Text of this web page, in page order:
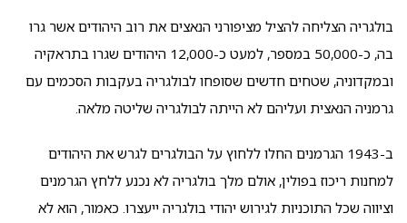
בולגריה הצליחה להציל מציפורני הנאצים את רוב היהודים אשר גרו
בה, כ-50,000 במספר, למעט כ-12,000 היהודים שגרו בתראקיה
ובמקדוניה, שטחים חדשים שסופחו לבולגריה בעקבות הסכמים עם
גרמניה הנאצית ועליהם לא הייתה לבולגריה שליטה מלאה.
ב-1943 הגרמנים החלו ללחוץ על הבולגרים לגרש את היהודים
למחנות ריכוז בפולין, אולם מלך בולגריה לא נכנע ללחץ הגרמנים
וציווה שכל התוכניות לגירוש יהודי בולגריה ייעצרו. כאמור, הוא לא